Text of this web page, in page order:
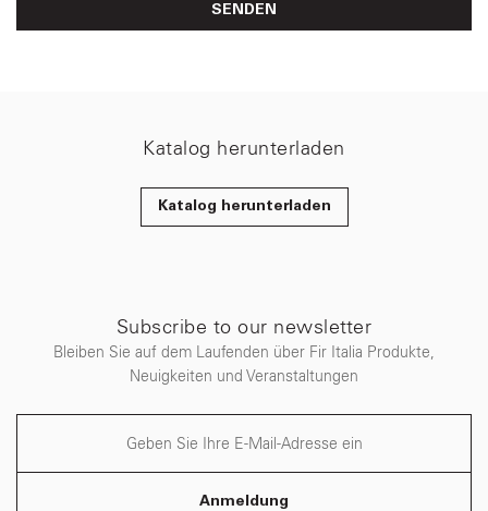
SENDEN
Katalog herunterladen
Katalog herunterladen
Subscribe to our newsletter
Bleiben Sie auf dem Laufenden über Fir Italia Produkte,
Neuigkeiten und Veranstaltungen
Anmeldung